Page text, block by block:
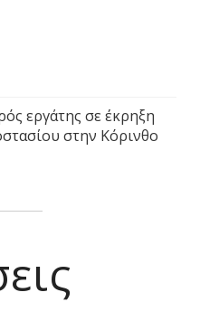
εργάτης σε έκρηξη
στην Κόρινθο